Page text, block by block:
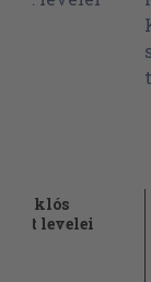
Miklós
levelei